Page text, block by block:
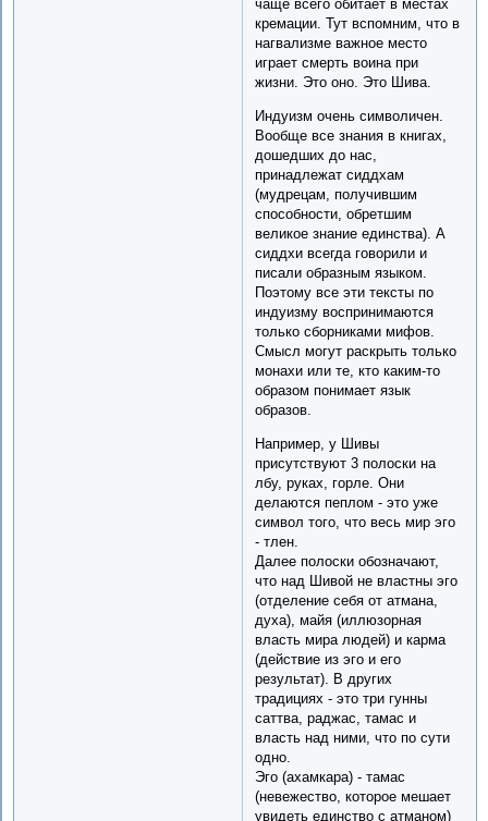
чаще всего обитает в местах
кремации. Тут вспомним, что в
нагвализме важное место
играет смерть воина при
жизни. Это оно. Это Шива.
Индуизм очень символичен.
Вообще все знания в книгах,
дошедших до нас,
принадлежат сиддхам
(мудрецам, получившим
способности, обретшим
великое знание единства). А
сиддхи всегда говорили и
писали образным языком.
Поэтому все эти тексты по
индуизму воспринимаются
только сборниками мифов.
Смысл могут раскрыть только
монахи или те, кто каким-то
образом понимает язык
образов.
Например, у Шивы
присутствуют 3 полоски на
лбу, руках, горле. Они
делаются пеплом - это уже
символ того, что весь мир эго
- тлен.
Далее полоски обозначают,
что над Шивой не властны эго
(отделение себя от атмана,
духа), майя (иллюзорная
власть мира людей) и карма
(действие из эго и его
результат). В других
традициях - это три гунны
саттва, раджас, тамас и
власть над ними, что по сути
одно.
Эго (ахамкара) - тамас
(невежество, которое мешает
увидеть единство с атманом)